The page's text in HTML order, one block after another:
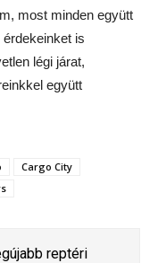
most minden együtt
is
légi járat,
együtt
Cargo City
reptéri